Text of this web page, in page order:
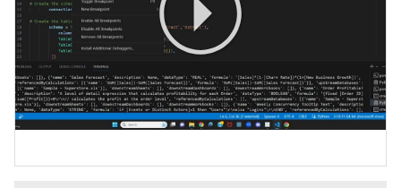
Play
Video